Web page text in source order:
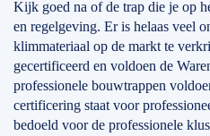
Kijk goed na of de trap die je op
en regelgeving. Er is helaas veel
klimmateriaal op de markt te
gecertificeerd en voldoen de
professionele bouwtrappen
certificering staat voor
bedoeld voor de professionele